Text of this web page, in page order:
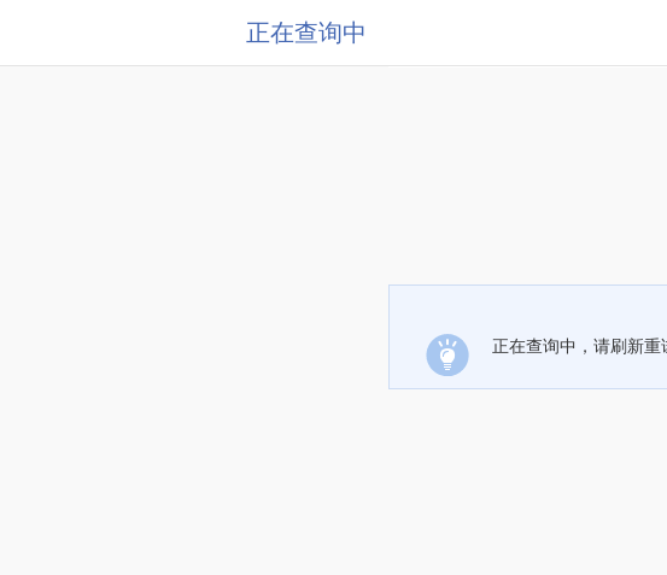
正在查询中
正在查询中，请刷新重